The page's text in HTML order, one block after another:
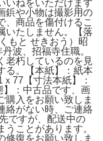
いねをいただけます
鋲や小物は撮影用の
、商品を傷付けるこ
いたしません。【落
もと せきおう）昭
波、招福寺住職。
老朽しているのを見
る。【本紙】：紙本
77【寸法本紙】：
：中古品です、画
購入をお願い致しま
絡がない時、ご連絡
ですが、配送中の
ことがあります。
修復をお願い致しま